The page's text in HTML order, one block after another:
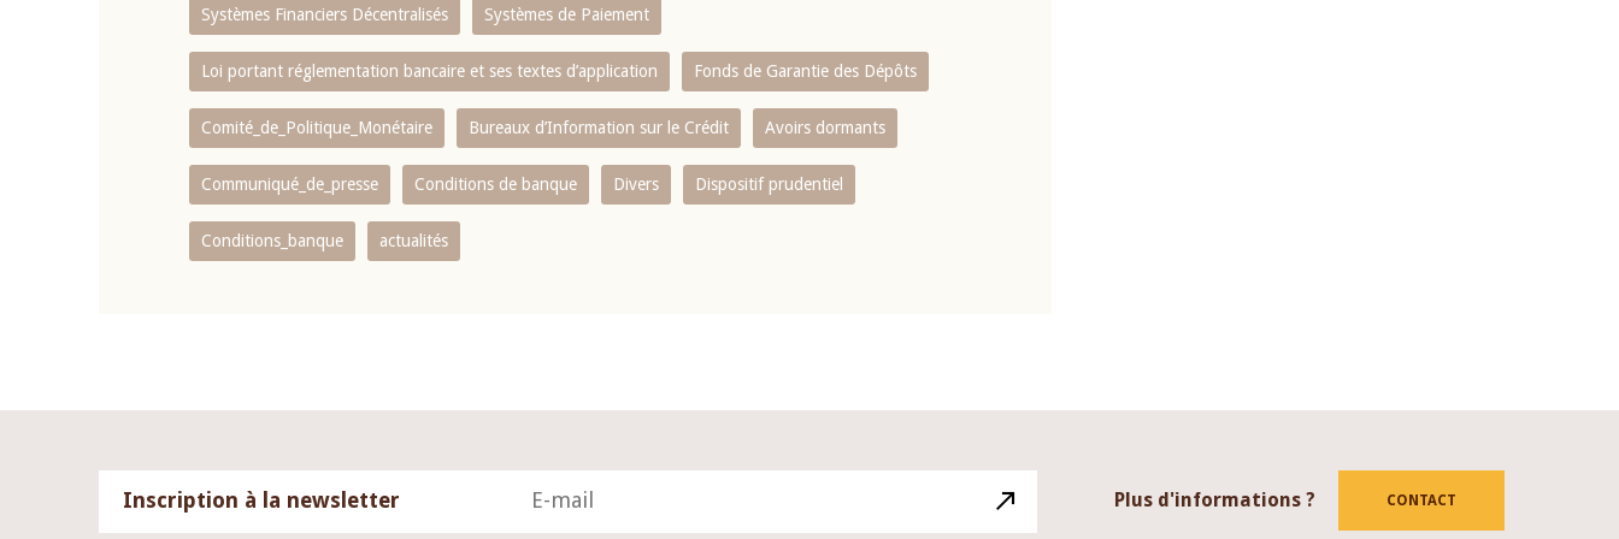
Systèmes Financiers Décentralisés Systèmes de Paiement
Loi portant réglementation bancaire et ses textes d’application Fonds de Garantie des Dépôts
Comité_de_Politique_Monétaire Bureaux d’Information sur le Crédit Avoirs dormants
Communiqué_de_presse Conditions de banque Divers Dispositif prudentiel
Conditions_banque actualités
Inscription à la newsletter Plus d'informations ? CONTACT